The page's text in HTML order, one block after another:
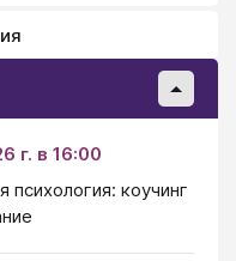
г. в 16:00
психология: коучинг